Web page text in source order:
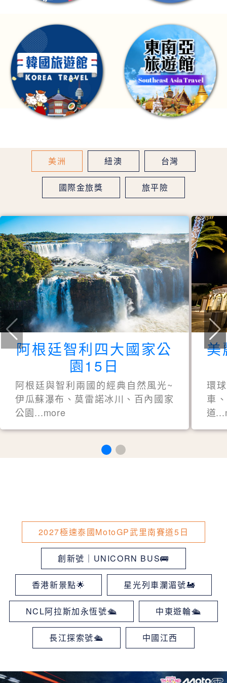
美洲 紐澳 台灣
國際金旅獎 旅平險
阿根廷智利四大國家公
園15日
阿根廷與智利兩國的經典自然風光~
伊瓜蘇瀑布、莫雷諾冰川、百內國家
公園...more
美
環
車
道
2027極速泰國MotoGP武里南賽道5日
創新號｜UNICORN BUS🚌
香港新景點🌟 星光列車瀾湄號🚂
NCL阿拉斯加永恆號🛳 中東遊輪🛳
長江探索號🛳 中國江西